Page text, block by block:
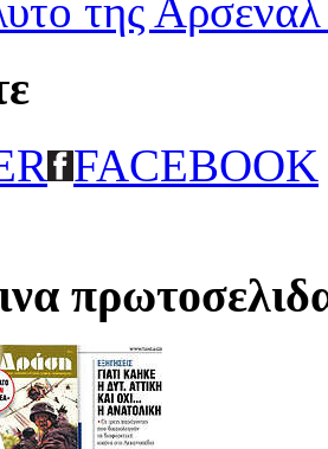
της
FACEBOOK